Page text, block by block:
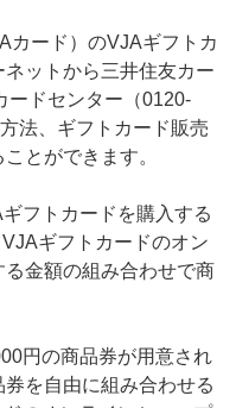
カード）のVJAギフトカ
ットから三井住友カー
ードセンター（0120-
法、ギフトカード販売
とができます。
フトカードを購入する
ギフトカードのオン
金額の組み合わせで商
円の商品券が用意され
を自由に組み合わせる